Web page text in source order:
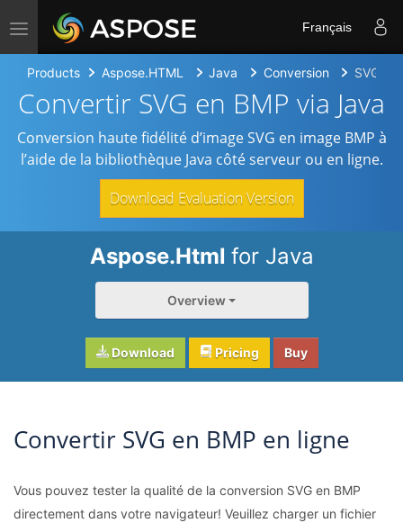
Toggle navigation Français
Products Aspose.HTML Java Conversion SVG to
Convertir SVG en BMP via Java
Conversion haute fidélité d’image SVG en image BMP à
l’aide de la bibliothèque Java côté serveur ou en ligne.
Download Evaluation Version
Aspose.Html for Java
Overview
Download Pricing Buy
Convertir SVG en BMP en ligne
Vous pouvez tester la qualité de la conversion SVG en BMP
directement dans votre navigateur! Veuillez charger un fichier